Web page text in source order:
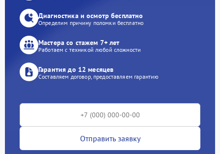
Диагностика и осмотр бесплатно
Определим причину поломки бесплатно
Мастера со стажем 7+ лет
Работаем с техникой любой сложности
Гарантия до 12 месяцев
Составляем договор, предоставляем гарантию
Отправить заявку